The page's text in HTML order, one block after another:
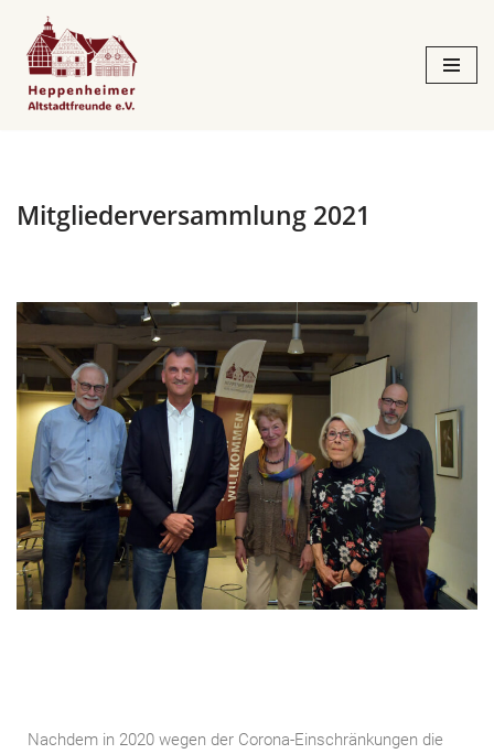
Zum
Inhalt
springen
Mitgliederversammlung 2021
Nachdem in 2020 wegen der Corona-Einschränkungen die